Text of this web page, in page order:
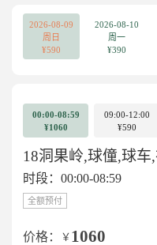
2026-08-09
周日
¥590
2026-08-10
周一
¥390
00:00-08:59
¥1060
09:00-12:00
¥590
18洞果岭,球僮,球车
时段：00:00-08:59
全额预付
价格： ￥ 1060